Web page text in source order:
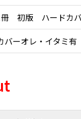
冊 初版 ハードカ
バーオレ・イタミ有